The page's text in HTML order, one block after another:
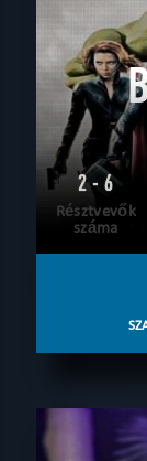
2 - 6
Résztvevők
száma